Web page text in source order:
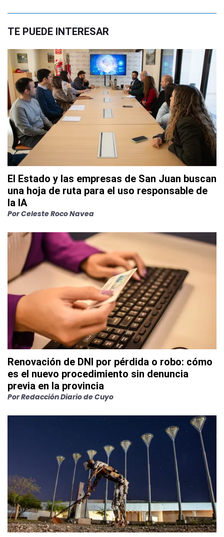
TE PUEDE INTERESAR
El Estado y las empresas de San Juan buscan
una hoja de ruta para el uso responsable de
la IA
PorCeleste Roco Navea
Renovación de DNI por pérdida o robo: cómo
es el nuevo procedimiento sin denuncia
previa en la provincia
PorRedacción Diario de Cuyo